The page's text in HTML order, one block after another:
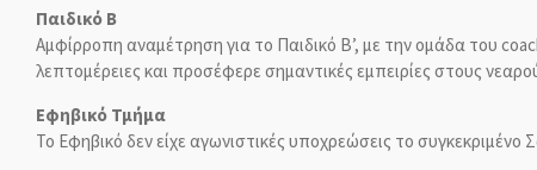
Παιδικό Β
Αμφίρροπη αναμέτρηση για το Παιδικό Β’, με την ομάδα του
λεπτομέρειες και προσέφερε σημαντικές εμπειρίες στους
Εφηβικό Τμήμα
Το Εφηβικό δεν είχε αγωνιστικές υποχρεώσεις το συγκεκριμένο